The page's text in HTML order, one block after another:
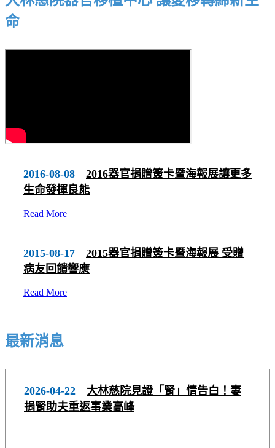
命
2016-08-08 2016器官捐贈簽卡暨海報展讓更多
生命發揮良能
Read More
2015-08-17 2015器官捐贈簽卡暨海報展 受贈
病友回饋響應
Read More
最新消息
2026-04-22 大林慈院見證「腎」情告白！妻
捐腎助夫重返事業高峰